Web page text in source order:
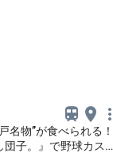
名物”が食べられる！
団子。』で野球カステ